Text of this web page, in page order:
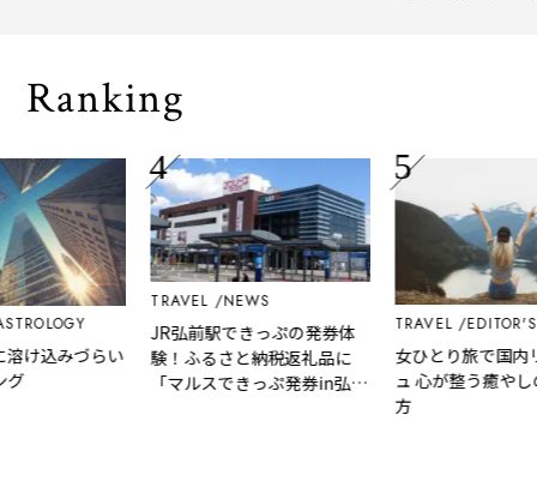
Ranking
みづらい
TRAVEL NEWS
JR弘前駅できっぷの発券体
験！ふるさと納税返礼品に
「マルスできっぷ発券in弘前
TRAVEL EDITOR'S PICK
女ひとり旅で国内リフ
ュ 心が整う癒やしの過